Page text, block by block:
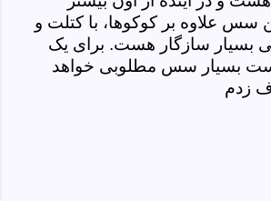
سس علاوه بر کوکوها، با کتلت و
بسیار سازگار هست. برای یک
بسیار سس مطلوبی خواهد
زدم